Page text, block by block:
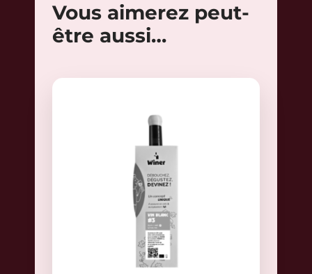
Vous aimerez peut-
être aussi…